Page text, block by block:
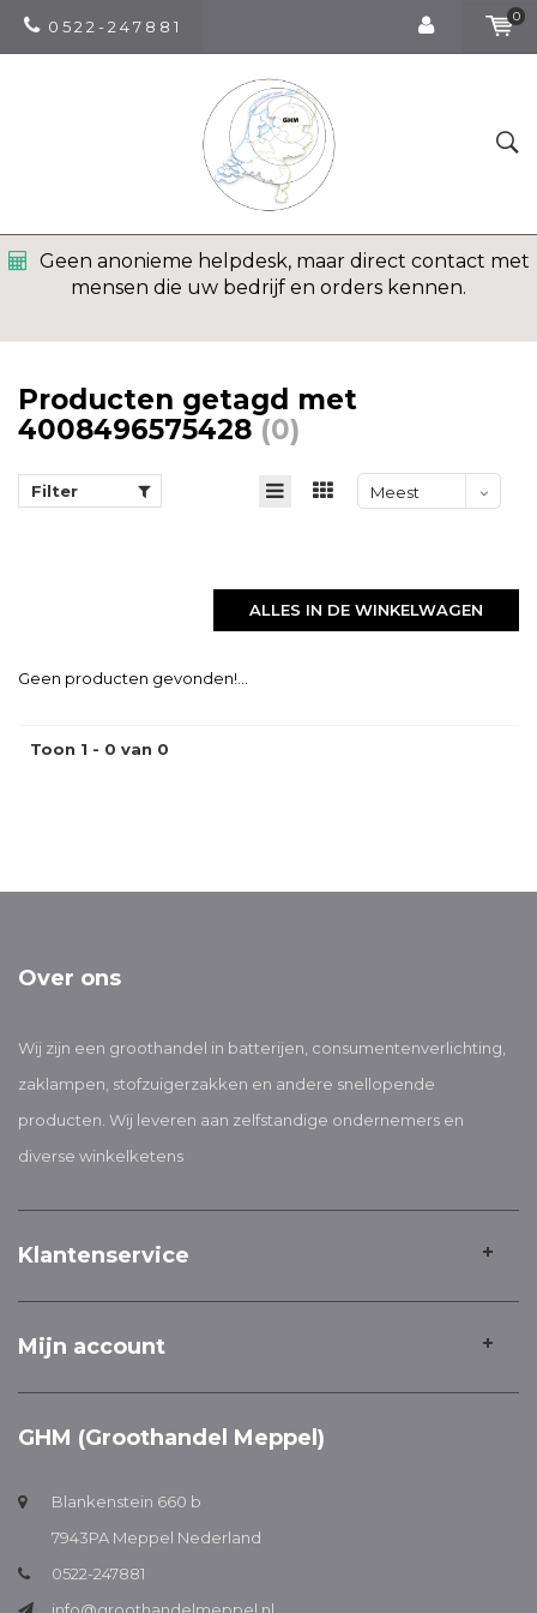
0 5 2 2 - 2 4 7 8 8 1
0
Geen anonieme helpdesk, maar direct contact met
mensen die uw bedrijf en orders kennen.
Producten getagd met
4008496575428 (0)
Filter
Meest
ALLES IN DE WINKELWAGEN
Geen producten gevonden!...
Toon 1 - 0 van 0
Over ons
Wij zijn een groothandel in batterijen, consumentenverlichting,
zaklampen, stofzuigerzakken en andere snellopende
producten. Wij leveren aan zelfstandige ondernemers en
diverse winkelketens
Klantenservice
Mijn account
GHM (Groothandel Meppel)
Blankenstein 660 b
7943PA Meppel Nederland
0522-247881